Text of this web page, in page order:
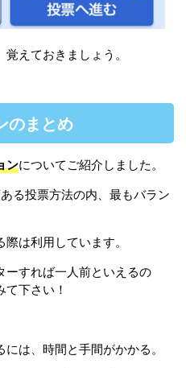
えておきましょう。
のまとめ
ンについてご紹介しました。
る投票方法の内、最もバラン
は利用しています。
ーすれば一人前といえるの
下さい！
は、時間と手間がかかる。